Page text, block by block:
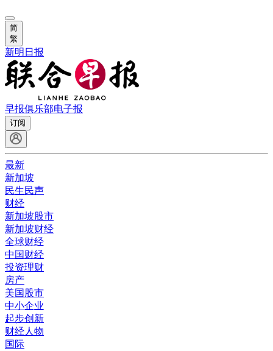
简
繁
新明日报
早报俱乐部电子报
订阅
最新
新加坡
民生民声
财经
新加坡股市
新加坡财经
全球财经
中国财经
投资理财
房产
美国股市
中小企业
起步创新
财经人物
国际